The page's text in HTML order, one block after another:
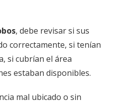
, debe revisar si sus
correctamente, si tenían
si cubrían el área
estaban disponibles.
mal ubicado o sin